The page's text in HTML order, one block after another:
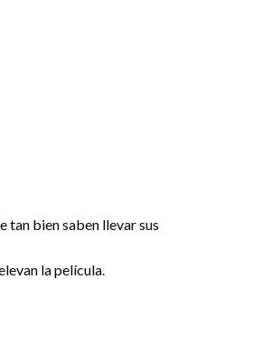
tan bien saben llevar sus
la película.